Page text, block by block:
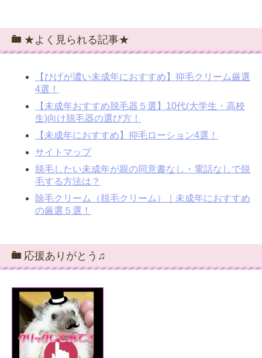
★よく見られる記事★
【ひげが濃い未成年におすすめ】抑毛クリーム厳選
4選！
【未成年おすすめ脱毛器５選】10代(大学生・高校
生)向け脱毛器の選び方！
【未成年におすすめ】抑毛ローション4選！
サイトマップ
脱毛したい未成年が親の同意書なし・電話なしで脱
毛する方法は？
除毛クリーム（脱毛クリーム）｜未成年におすすめ
の厳選５選！
応援ありがとう♫